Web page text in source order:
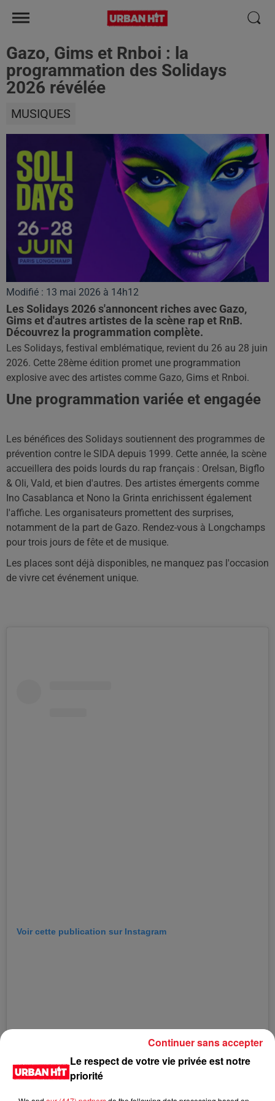
Gazo, Gims et Rnboi : la
programmation des Solidays
2026 révélée
MUSIQUES
Modifié : 13 mai 2026 à 14h12
Les Solidays 2026 s'annoncent riches avec Gazo,
Gims et d'autres artistes de la scène rap et RnB.
Découvrez la programmation complète.
Les Solidays, festival emblématique, revient du 26 au 28 juin
2026. Cette 28ème édition promet une programmation
explosive avec des artistes comme Gazo, Gims et Rnboi.
Une programmation variée et engagée
Les bénéfices des Solidays soutiennent des programmes de
prévention contre le SIDA depuis 1999. Cette année, la scène
accueillera des poids lourds du rap français : Orelsan, Bigflo
& Oli, Vald, et bien d'autres. Des artistes émergents comme
Ino Casablanca et Nono la Grinta enrichissent également
l'affiche. Les organisateurs promettent des surprises,
notamment de la part de Gazo. Rendez-vous à Longchamps
pour trois jours de fête et de musique.
Les places sont déjà disponibles, ne manquez pas l'occasion
de vivre cet événement unique.
Voir cette publication sur Instagram
Le respect de votre vie privée est notre
priorité
Continuer sans accepter